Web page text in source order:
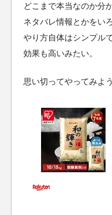
どこまで本当なのか分
ネタバレ情報とかをい
やり方自体はシンプル
効果も高いみたい。
思い切ってやってみよう